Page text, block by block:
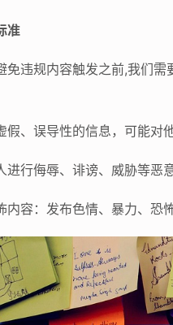
准
免违规内容触发之前,我们
假、误导性的信息，可能对
进行侮辱、诽谤、威胁等恶
内容：发布色情、暴力、恐